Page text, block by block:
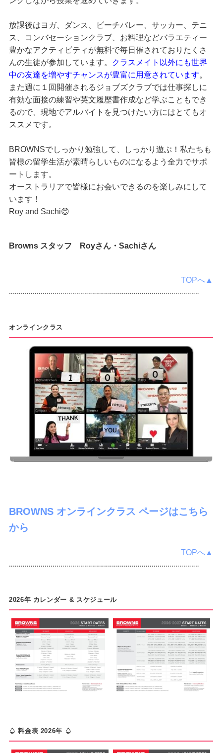
放課後はヨガ、ダンス、ビーチバレー、サッカー、テニ
ス、コンバセーションクラブ、お料理などバラエティー
豊かなアクティビティが無料で毎日催されておりたくさ
んの生徒が参加しています。
クラスメイト以外にも世界
中の友達を増やすチャンスが豊富に用意されています。
また週に１回開催されるジョブズクラブでは仕事探しに
有効な面接の練習や英文履歴書作成など学ぶこともでき
るので、現地でアルバイトを見つけたい方にはとてもオ
ススメです。
BROWNSでしっかり勉強して、しっかり遊ぶ！私たちも
皆様の留学生活が素晴らしいものになるよう全力でサポ
ートします。
オーストラリアで皆様にお会いできるのを楽しみにして
います！
Roy and Sachi😊
Browns スタッフ Royさん・Sachiさん
TOPへ▲
‥‥‥‥‥‥‥‥‥‥‥‥‥‥‥‥‥‥‥‥‥‥‥‥‥‥‥‥‥‥‥‥‥‥‥‥‥‥‥‥‥‥‥‥‥‥‥‥
オンラインクラス
BROWNS オンラインクラス ページはこちら
から
TOPへ▲
‥‥‥‥‥‥‥‥‥‥‥‥‥‥‥‥‥‥‥‥‥‥‥‥‥‥‥‥‥‥‥‥‥‥‥‥‥‥‥‥‥‥‥‥‥‥‥‥
2026年 カレンダー & スケジュール
♤ 料金表 2026年 ♤